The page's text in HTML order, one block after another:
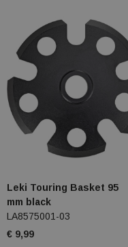
Leki Touring Basket 95
mm black
LA8575001-03
€ 9,99